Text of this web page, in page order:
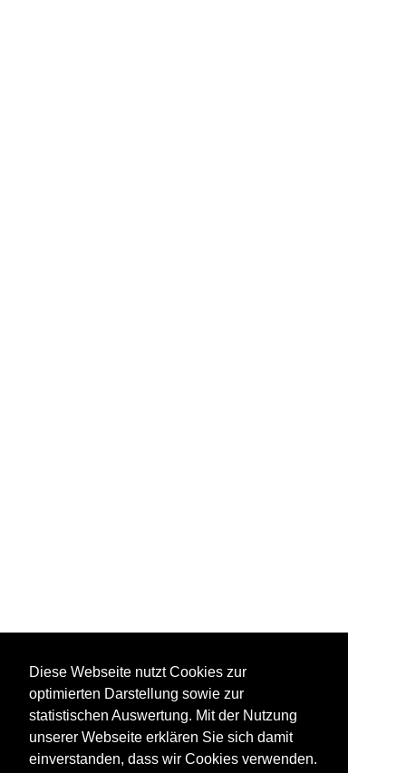
Diese Webseite nutzt Cookies zur
optimierten Darstellung sowie zur
statistischen Auswertung. Mit der Nutzung
unserer Webseite erklären Sie sich damit
einverstanden, dass wir Cookies verwenden.